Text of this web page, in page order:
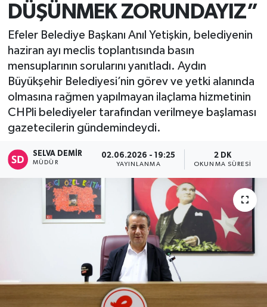
DÜŞÜNMEK ZORUNDAYIZ”
Efeler Belediye Başkanı Anıl Yetişkin, belediyenin
haziran ayı meclis toplantısında basın
mensuplarının sorularını yanıtladı. Aydın
Büyükşehir Belediyesi’nin görev ve yetki alanında
olmasına rağmen yapılmayan ilaçlama hizmetinin
CHPli belediyeler tarafından verilmeye başlaması
gazetecilerin gündemindeydi.
SELVA DEMIR
MÜDÜR
02.06.2026 - 19:25
YAYINLANMA
2 DK
OKUNMA SÜRESI